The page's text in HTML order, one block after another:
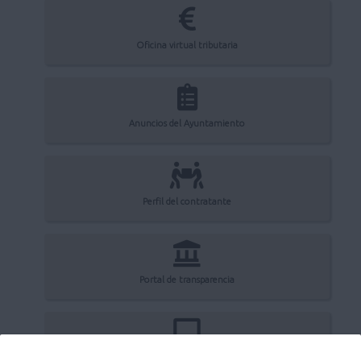
Oficina virtual tributaria
Anuncios del Ayuntamiento
Perfil del contratante
Portal de transparencia